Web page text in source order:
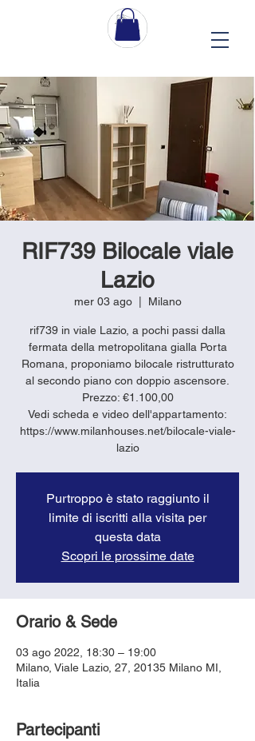
RIF739 Bilocale viale
Lazio
mer 03 ago
  |
Milano
rif739 in viale Lazio, a pochi passi dalla
fermata della metropolitana gialla Porta
Romana, proponiamo bilocale ristrutturato
al secondo piano con doppio ascensore.
Prezzo: €1.100,00
Vedi scheda e video dell'appartamento:
https://www.milanhouses.net/bilocale-viale-
lazio
Purtroppo è stato raggiunto il
limite di iscritti alla visita per
questa data
Scopri le prossime date
Orario & Sede
03 ago 2022, 18:30 – 19:00
Milano, Viale Lazio, 27, 20135 Milano MI,
Italia
Partecipanti